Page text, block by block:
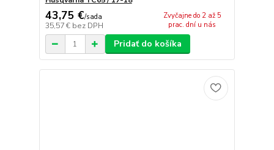
43,75 €/sada
35,57 € bez DPH
Zvyčajne do 2 až 5
prac. dní u nás
Pridať do košíka